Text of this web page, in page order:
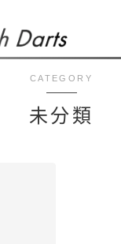
CATEGORY
未分類